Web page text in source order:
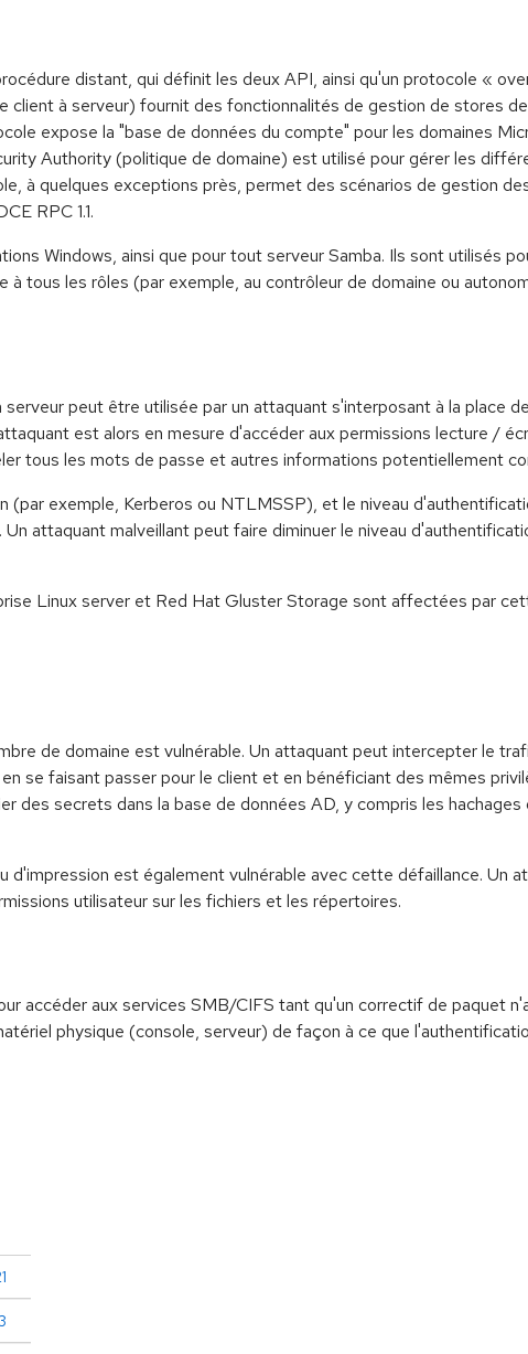
distant, qui définit les deux API, ainsi qu'un protocole «
à serveur) fournit des fonctionnalités de gestion de stores
expose la "base de données du compte" pour les domaines
Authority (politique de domaine) est utilisé pour gérer les
à quelques exceptions près, permet des scénarios de gestion
RPC 1.1.
Windows, ainsi que pour tout serveur Samba. Ils sont utilisés
tous les rôles (par exemple, au contrôleur de domaine ou
peut être utilisée par un attaquant s'interposant à la place
est alors en mesure d'accéder aux permissions lecture /
tous les mots de passe et autres informations potentiellement
exemple, Kerberos ou NTLMSSP), et le niveau
attaquant malveillant peut faire diminuer le niveau
Linux server et Red Hat Gluster Storage sont affectées par
de domaine est vulnérable. Un attaquant peut intercepter le
se faisant passer pour le client et en bénéficiant des mêmes
secrets dans la base de données AD, y compris les
est également vulnérable avec cette défaillance. Un
utilisateur sur les fichiers et les répertoires.
accéder aux services SMB/CIFS tant qu'un correctif de paquet
physique (console, serveur) de façon à ce que